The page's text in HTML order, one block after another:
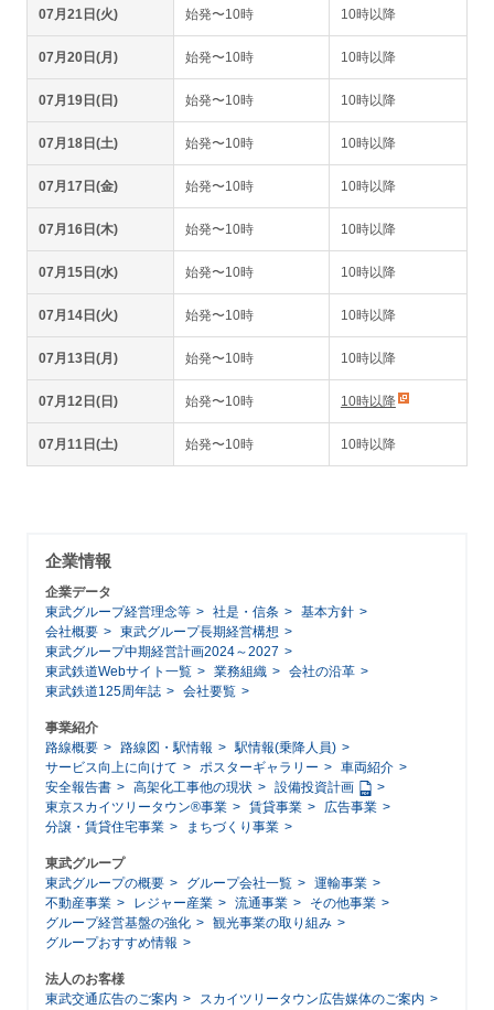
07月21日(火) 始発〜10時 10時以降
07月20日(月) 始発〜10時 10時以降
07月19日(日) 始発〜10時 10時以降
07月18日(土) 始発〜10時 10時以降
07月17日(金) 始発〜10時 10時以降
07月16日(木) 始発〜10時 10時以降
07月15日(水) 始発〜10時 10時以降
07月14日(火) 始発〜10時 10時以降
07月13日(月) 始発〜10時 10時以降
07月12日(日) 始発〜10時 10時以降
07月11日(土) 始発〜10時 10時以降
企業情報
企業データ
東武グループ経営理念等
社是・信条
基本方針
会社概要
東武グループ長期経営構想
東武グループ中期経営計画2024～2027
東武鉄道Webサイト一覧
業務組織
会社の沿革
東武鉄道125周年誌
会社要覧
事業紹介
路線概要
路線図・駅情報
駅情報(乗降人員)
サービス向上に向けて
ポスターギャラリー
車両紹介
安全報告書
高架化工事他の現状
設備投資計画
東京スカイツリータウン®事業
賃貸事業
広告事業
分譲・賃貸住宅事業
まちづくり事業
東武グループ
東武グループの概要
グループ会社一覧
運輸事業
不動産事業
レジャー産業 流通事業
その他事業
グループ経営基盤の強化
観光事業の取り組み
グループおすすめ情報
法人のお客様
東武交通広告のご案内
スカイツリータウン広告媒体のご案内